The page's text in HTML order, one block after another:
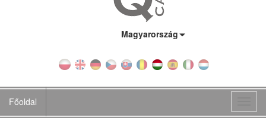
Magyarország
Főoldal